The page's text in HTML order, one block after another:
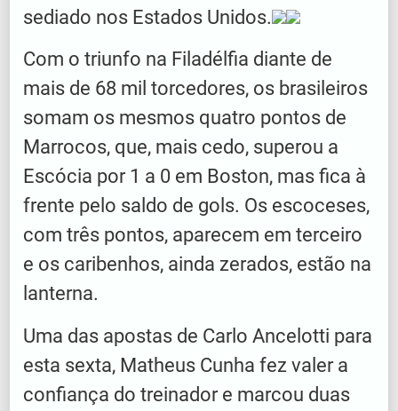
sediado nos Estados Unidos.
Com o triunfo na Filadélfia diante de
mais de 68 mil torcedores, os brasileiros
somam os mesmos quatro pontos de
Marrocos, que, mais cedo, superou a
Escócia por 1 a 0 em Boston, mas fica à
frente pelo saldo de gols. Os escoceses,
com três pontos, aparecem em terceiro
e os caribenhos, ainda zerados, estão na
lanterna.
Uma das apostas de Carlo Ancelotti para
esta sexta, Matheus Cunha fez valer a
confiança do treinador e marcou duas